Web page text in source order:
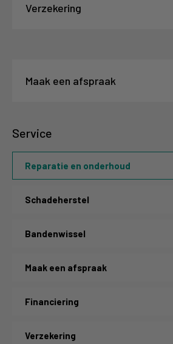
Verzekering
Maak een afspraak
Service
Reparatie en onderhoud
Schadeherstel
Bandenwissel
Maak een afspraak
Financiering
Verzekering